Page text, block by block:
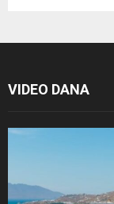
VIDEO DANA